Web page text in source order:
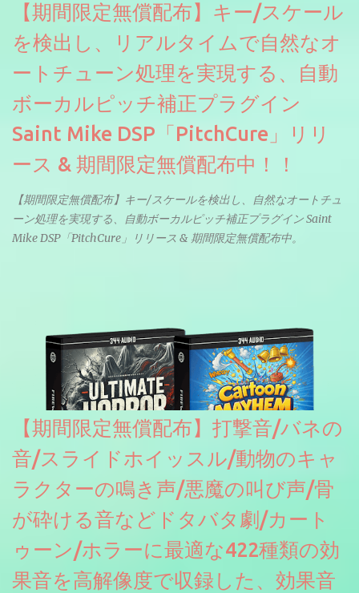
【期間限定無償配布】キー/スケール
を検出し、リアルタイムで自然なオ
ートチューン処理を実現する、自動
ボーカルピッチ補正プラグイン
Saint Mike DSP「PitchCure」リリ
ース & 期間限定無償配布中！！
【期間限定無償配布】キー/スケールを検出し、自然なオートチュ
ーン処理を実現する、自動ボーカルピッチ補正プラグイン Saint
Mike DSP「PitchCure」リリース & 期間限定無償配布中。
【期間限定無償配布】打撃音/バネの
音/スライドホイッスル/動物のキャ
ラクターの鳴き声/悪魔の叫び声/骨
が砕ける音などドタバタ劇/カート
ゥーン/ホラーに最適な422種類の効
果音を高解像度で収録した、効果音